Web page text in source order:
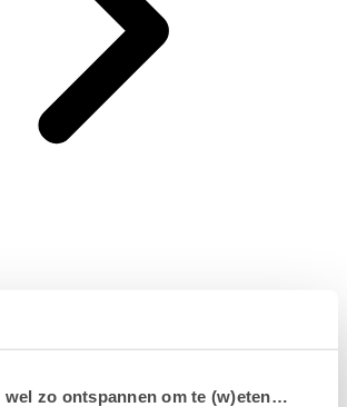
zo ontspannen om te (w)eten…